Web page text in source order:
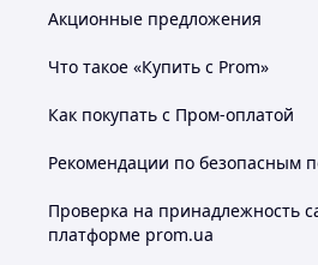
Акционные предложения
Что такое «Купить с Prom»
Как покупать с Пром-оплатой
Рекомендации по безопасным
Проверка на принадлежность
платформе prom.ua